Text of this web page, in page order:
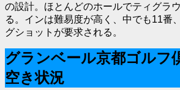
の設計。ほとんどのホールでティグラ
る。インは難易度が高く、中でも11番
グショットが要求される。
グランベール京都ゴルフ
空き状況